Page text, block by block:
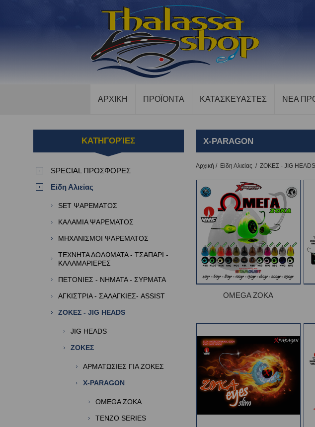
ΑΡΧΙΚΗ ΠΡΟΪΟΝΤΑ ΚΑΤΑΣΚΕΥΑΣΤΕΣ ΝΕΑ
X-PARAGON
Αρχική / Είδη Αλιείας / ΖΟΚΕΣ - JIG HEADS
OMEGA ZOKA
ΚΑΤΗΓΟΡΊΕΣ
SPECIAL ΠΡΟΣΦΟΡΕΣ
Είδη Αλιείας
SET ΨΑΡΕΜΑΤΟΣ
ΚΑΛΑΜΙΑ ΨΑΡΕΜΑΤΟΣ
ΜΗΧΑΝΙΣΜΟΙ ΨΑΡΕΜΑΤΟΣ
ΤΕΧΝΗΤΑ ΔΟΛΩΜΑΤΑ - ΤΣΑΠΑΡΙ -
ΚΑΛΑΜΑΡΙΕΡΕΣ
ΠΕΤΟΝΙΕΣ - ΝΗΜΑΤΑ - ΣΥΡΜΑΤΑ
ΑΓΚΙΣΤΡΙΑ - ΣΑΛΑΓΚΙΕΣ- ASSIST
ΖΟΚΕΣ - JIG HEADS
JIG HEADS
ΖΟΚΕΣ
ΑΡΜΑΤΩΣΙΕΣ ΓΙΑ ΖΟΚΕΣ
X-PARAGON
OMEGA ZOKA
TENZO SERIES